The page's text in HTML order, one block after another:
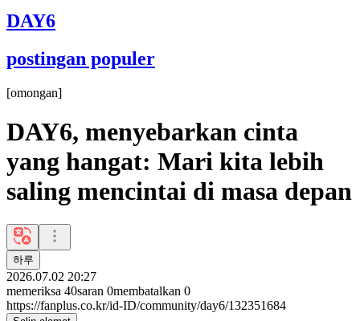
DAY6
postingan populer
[omongan]
DAY6, menyebarkan cinta
yang hangat: Mari kita lebih
saling mencintai di masa depan
하루
2026.07.02 20:27
memeriksa 40saran 0membatalkan 0
https://fanplus.co.kr/id-ID/community/day6/132351684